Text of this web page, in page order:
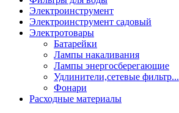
Электроинструмент
Электроинструмент садовый
Электротовары
Батарейки
Лампы накаливания
Лампы энергосберегающие
Удлинители,сетевые фильтр...
Фонари
Расходные материалы